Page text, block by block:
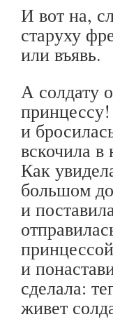
И вот на,
старуху
или въявь.
А солдату
и
вскочила в
Как
большом
и
и
сделала:
живет